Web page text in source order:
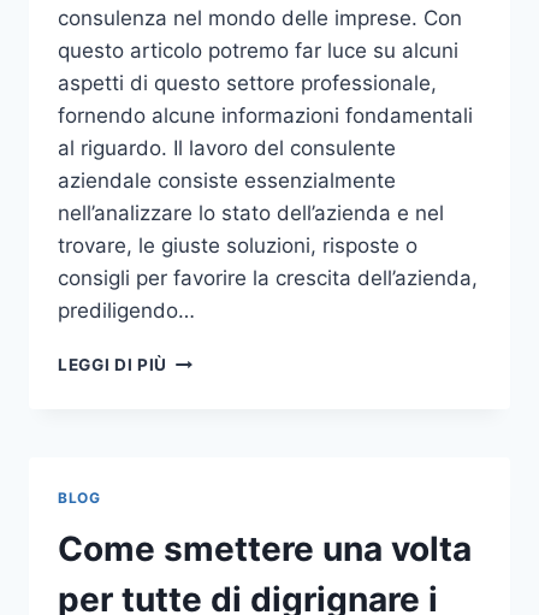
consulenza nel mondo delle imprese. Con
questo articolo potremo far luce su alcuni
aspetti di questo settore professionale,
fornendo alcune informazioni fondamentali
al riguardo. Il lavoro del consulente
aziendale consiste essenzialmente
nell’analizzare lo stato dell’azienda e nel
trovare, le giuste soluzioni, risposte o
consigli per favorire la crescita dell’azienda,
prediligendo…
LEGGI DI PIÙ IL
BLOG
Come smettere una volta
per tutte di digrignare i